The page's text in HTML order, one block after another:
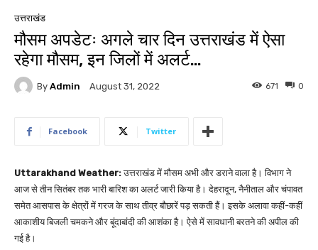
उत्तराखंड
मौसम अपडेटः अगले चार दिन उत्तराखंड में ऐसा
रहेगा मौसम, इन जिलों में अलर्ट…
By Admin August 31, 2022 0
671
Facebook Twitter
Uttarakhand Weather:उत्तराखंड में मौसम अभी और डराने वाला है। विभाग ने
आज से तीन सितंबर तक भारी बारिश का अलर्ट जारी किया है। देहरादून, नैनीताल और चंपावत
समेत आसपास के क्षेत्रों में गरज के साथ तीव्र बौछारें पड़ सकती हैं। इसके अलावा कहीं-कहीं
आकाशीय बिजली चमकने और बूंदाबांदी की आशंका है। ऐसे में सावधानी बरतने की अपील की
गई है।